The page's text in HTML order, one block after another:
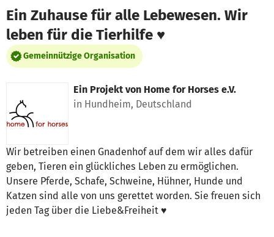
Ein Zuhause für alle Lebewesen. Wir
leben für die Tierhilfe ♥
Gemeinnützige Organisation
Ein Projekt von Home for Horses e.V.
in Hundheim, Deutschland
Wir betreiben einen Gnadenhof auf dem wir alles dafür
geben, Tieren ein glückliches Leben zu ermöglichen.
Unsere Pferde, Schafe, Schweine, Hühner, Hunde und
Katzen sind alle von uns gerettet worden. Sie freuen sich
jeden Tag über die Liebe&Freiheit ♥